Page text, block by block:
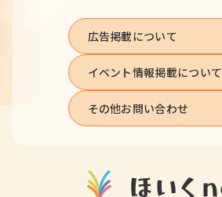
広告掲載について
イベント情報掲載について
その他お問い合わせ